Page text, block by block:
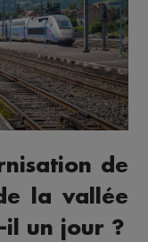
de
la vallée
il un jour ?